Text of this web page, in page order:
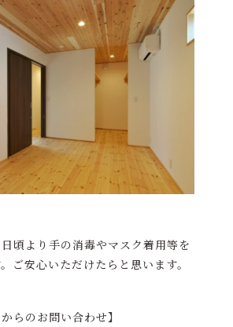
頃より手の消毒やマスク着用等を
ご安心いただけたらと思います。
らのお問い合わせ】